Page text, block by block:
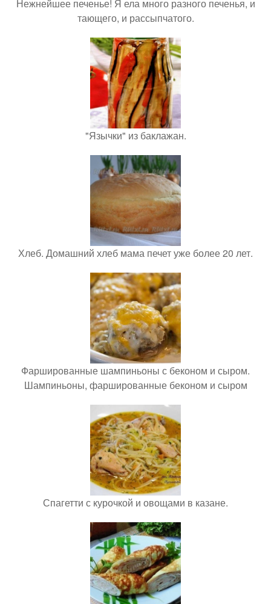
Нежнейшее печенье! Я ела много разного печенья, и
тающего, и рассыпчатого.
"Язычки" из баклажан.
Хлеб. Домашний хлеб мама печет уже более 20 лет.
Фаршированные шампиньоны с беконом и сыром.
Шампиньоны, фаршированные беконом и сыром
Спагетти с курочкой и овощами в казане.